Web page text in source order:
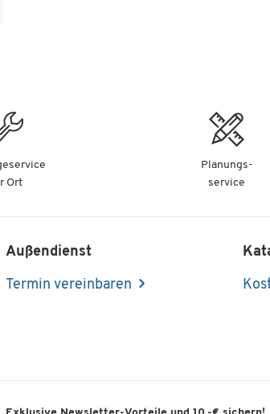
Ort
Planungs-
service
Außendienst
Termin vereinbaren